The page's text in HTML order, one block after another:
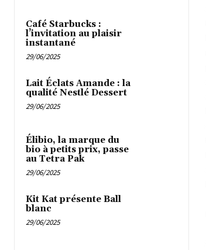
Café Starbucks :
l’invitation au plaisir
instantané
29/06/2025
Lait Éclats Amande : la
qualité Nestlé Dessert
29/06/2025
Élibio, la marque du
bio à petits prix, passe
au Tetra Pak
29/06/2025
Kit Kat présente Ball
blanc
29/06/2025